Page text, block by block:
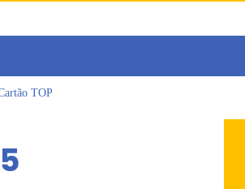
TOP
durante sessão da Câmara de Arujá
de alimentos ao Fundo Social do município
Conhecimento em Bem-Estar Animal no Parque